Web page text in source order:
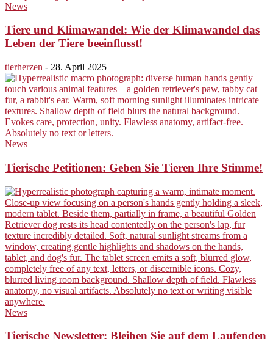
News
Tiere und Klimawandel: Wie der Klimawandel das
Leben der Tiere beeinflusst!
tierherzen - 28. April 2025
News
Tierische Petitionen: Geben Sie Tieren Ihre Stimme!
News
Tierische Newsletter: Bleiben Sie auf dem Laufenden